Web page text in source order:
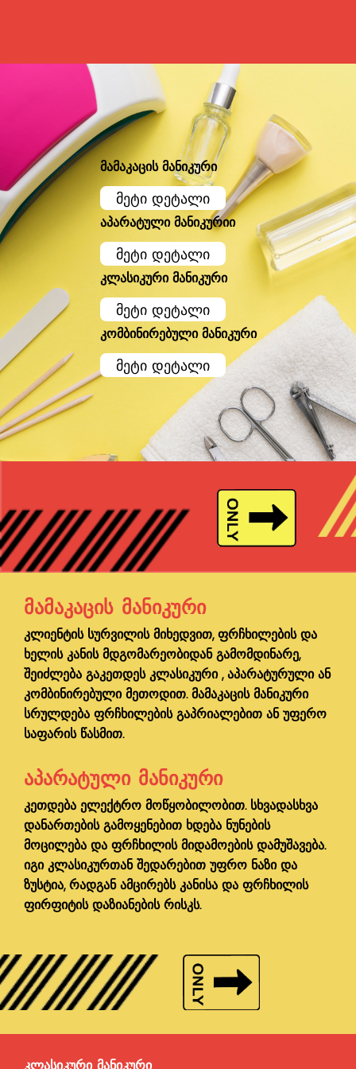
მამაკაცის მანიკური
მეტი დეტალი
აპარატული მანიკურიი
მეტი დეტალი
კლასიკური მანიკური
მეტი დეტალი
კომბინირებული მანიკური
მეტი დეტალი
ᲛᲐᲛᲐᲙᲐᲪᲘᲡ ᲛᲐᲜᲘᲙᲣᲠᲘ
კლიენტის სურვილის მიხედვით, ფრჩხილების და
ხელის კანის მდგომარეობიდან გამომდინარე,
შეიძლება გაკეთდეს კლასიკური , აპარატურული ან
კომბინირებული მეთოდით. მამაკაცის მანიკური
სრულდება ფრჩხილების გაპრიალებით ან უფერო
საფარის წასმით.
ᲐᲞᲐᲠᲐᲢᲣᲚᲘ ᲛᲐᲜᲘᲙᲣᲠᲘ
კეთდება ელექტრო მოწყობილობით. სხვადასხვა
დანართების გამოყენებით ხდება ნუნების
მოცილება და ფრჩხილის მიდამოების დამუშავება.
იგი კლასიკურთან შედარებით უფრო ნაზი და
ზუსტია, რადგან ამცირებს კანისა და ფრჩხილის
ფირფიტის დაზიანების რისკს.
ᲙᲚᲐᲡᲘᲙᲣᲠᲘ ᲛᲐᲜᲘᲙᲣᲠᲘ